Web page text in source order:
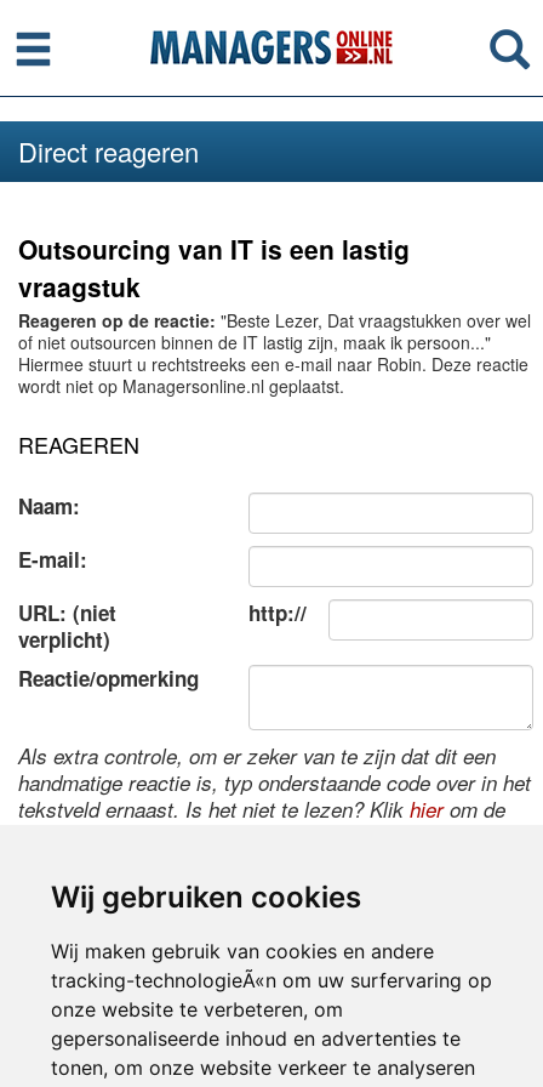
Wij gebruiken cookies
Wij maken gebruik van cookies en andere
tracking-technologieÃ«n om uw surfervaring op
onze website te verbeteren, om
gepersonaliseerde inhoud en advertenties te
tonen, om onze website verkeer te analyseren
Menu
Direct reageren
Outsourcing van IT is een lastig
vraagstuk
Reageren op de reactie: "Beste Lezer, Dat vraagstukken over wel
of niet outsourcen binnen de IT lastig zijn, maak ik persoon..."
Hiermee stuurt u rechtstreeks een e-mail naar Robin. Deze reactie
wordt niet op Managersonline.nl geplaatst.
REAGEREN
Naam:
E-mail:
URL: (niet
verplicht)
http://
Reactie/opmerking
Als extra controle, om er zeker van te zijn dat dit een
handmatige reactie is, typ onderstaande code over in het
tekstveld ernaast. Is het niet te lezen? Klik hierom de